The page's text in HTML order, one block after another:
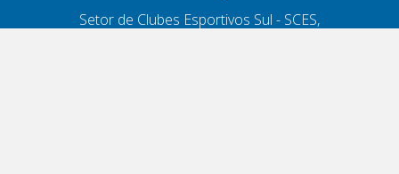
Setor de Clubes Esportivos Sul - SCES,